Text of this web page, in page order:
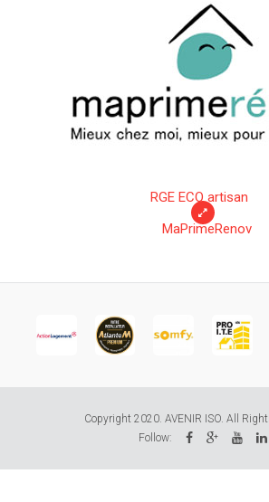
RGE ECO artisan
MaPrimeRenov
Copyright 2020. AVENIR ISO. All
Follow: